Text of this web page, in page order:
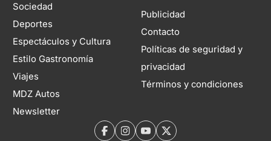
Sociedad
Deportes
Espectáculos y Cultura
Estilo Gastronomía
Viajes
MDZ Autos
Newsletter
Publicidad
Contacto
Políticas de seguridad y
privacidad
Términos y condiciones